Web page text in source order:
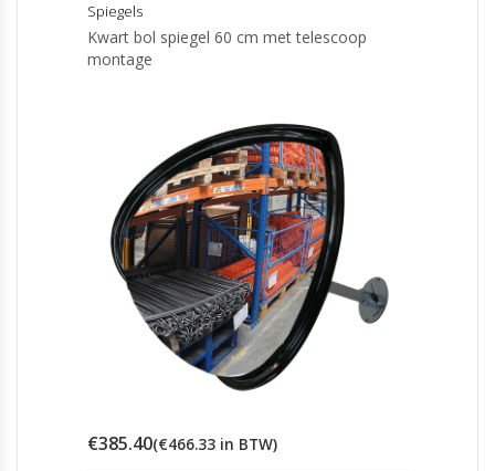
Spiegels
Kwart bol spiegel 60 cm met telescoop
montage
€385.40(€466.33 in BTW)